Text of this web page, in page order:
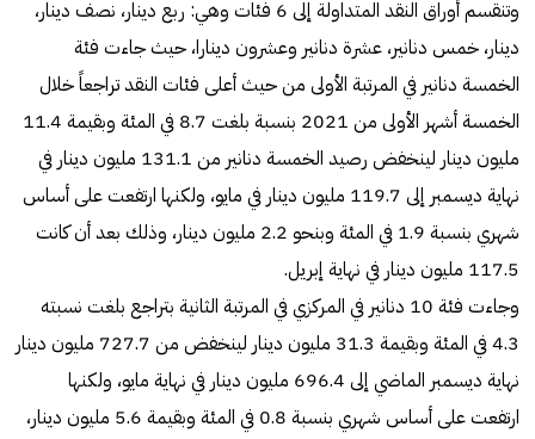
وتنقسم أوراق النقد المتداولة إلى 6 فئات وهي: ربع دينار، نصف دينار،
دينار، خمس دنانير، عشرة دنانير وعشرون دينارا، حيث جاءت فئة
الخمسة دنانير في المرتبة الأولى من حيث أعلى فئات النقد تراجعاً خلال
الخمسة أشهر الأولى من 2021 بنسبة بلغت 8.7 في المئة وبقيمة 11.4
مليون دينار لينخفض رصيد الخمسة دنانير من 131.1 مليون دينار في
نهاية ديسمبر إلى 119.7 مليون دينار في مايو، ولكنها ارتفعت على أساس
شهري بنسبة 1.9 في المئة وبنحو 2.2 مليون دينار، وذلك بعد أن كانت
117.5 مليون دينار في نهاية إبريل.
وجاءت فئة 10 دنانير في المركزي في المرتبة الثانية بتراجع بلغت نسبته
4.3 في المئة وبقيمة 31.3 مليون دينار لينخفض من 727.7 مليون دينار
نهاية ديسمبر الماضي إلى 696.4 مليون دينار في نهاية مايو، ولكنها
ارتفعت على أساس شهري بنسبة 0.8 في المئة وبقيمة 5.6 مليون دينار،